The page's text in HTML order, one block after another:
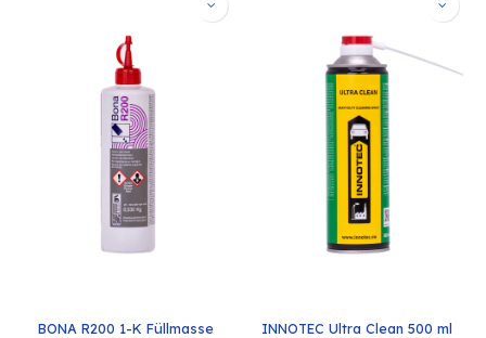
BONA R200 1-K Füllmasse
INNOTEC Ultra Clean 500 ml